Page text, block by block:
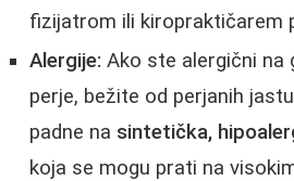
fizijatrom ili kiropraktičarem
Alergije: Ako ste alergični na
perje, bežite od perjanih
padne na sintetička,
koja se mogu prati na